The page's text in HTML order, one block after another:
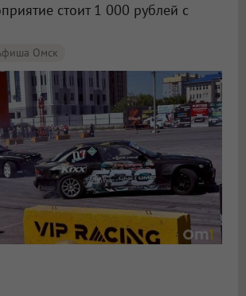
стоит 1 000 рублей с
Омск